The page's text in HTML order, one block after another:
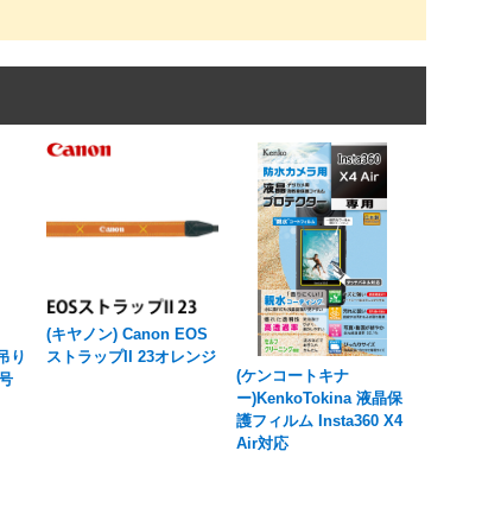
り
(キヤノン) Canon EOS
ストラップII 23オレンジ
(ケンコートキナ
ー)KenkoTokina 液晶保
護フィルム Insta360 X4
Air対応